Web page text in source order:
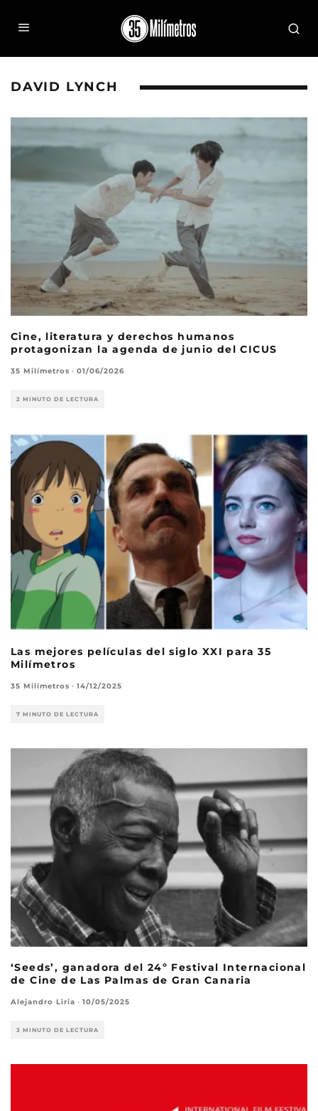
DAVID LYNCH
Cine, literatura y derechos humanos
protagonizan la agenda de junio del CICUS
35 Milímetros · 01/06/2026
2 MINUTO DE LECTURA
Las mejores películas del siglo XXI para 35
Milímetros
35 Milímetros · 14/12/2025
7 MINUTO DE LECTURA
‘Seeds’, ganadora del 24º Festival Internacional
de Cine de Las Palmas de Gran Canaria
Alejandro Liria · 10/05/2025
3 MINUTO DE LECTURA